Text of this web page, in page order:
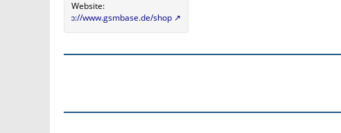
Website
http://www.gsmbase.de/shop